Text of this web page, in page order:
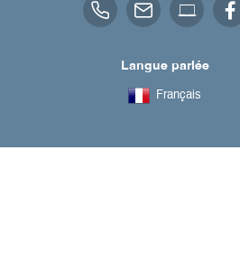
Langue parlée
Français